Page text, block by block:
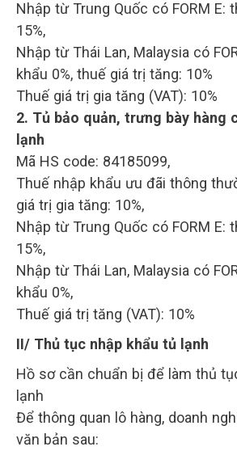
Nhập từ Trung Quốc có FORM E:
15%,
Nhập từ Thái Lan, Malaysia có
khẩu 0%, thuế giá trị tăng: 10%
Thuế giá trị gia tăng (VAT): 10%
2. Tủ bảo quản, trưng bày hàng
lạnh
Mã HS code: 84185099,
Thuế nhập khẩu ưu đãi thông
giá trị gia tăng: 10%,
Nhập từ Trung Quốc có FORM E:
15%,
Nhập từ Thái Lan, Malaysia có
khẩu 0%,
Thuế giá trị tăng (VAT): 10%
II/ Thủ tục nhập khẩu tủ lạnh
Hồ sơ cần chuẩn bị để làm thủ
lạnh
Để thông quan lô hàng, doanh
văn bản sau: